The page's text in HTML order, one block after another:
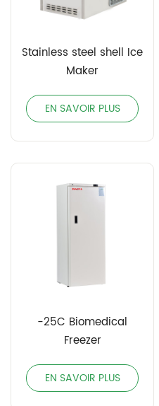
Stainless steel shell Ice
Maker
EN SAVOIR PLUS
-25C Biomedical
Freezer
EN SAVOIR PLUS